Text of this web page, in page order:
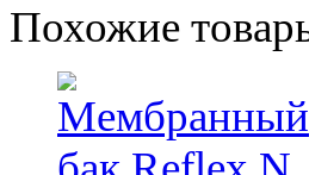
Похожие